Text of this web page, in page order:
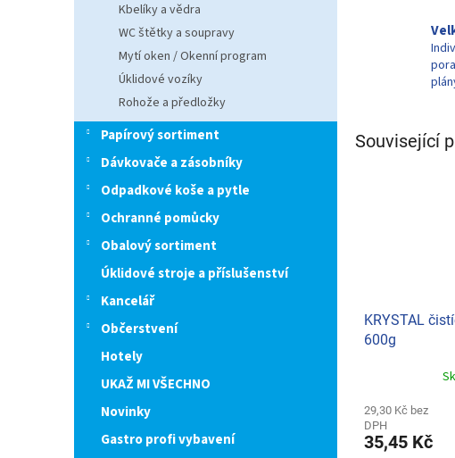
Kbelíky a vědra
WC štětky a soupravy
Mytí oken / Okenní program
Úklidové vozíky
Rohože a předložky
Papírový sortiment
Dávkovače a zásobníky
Odpadkové koše a pytle
Ochranné pomůcky
Obalový sortiment
Úklidové stroje a příslušenství
Kancelář
Občerstvení
Hotely
UKAŽ MI VŠECHNO
Novinky
Gastro profi vybavení
Související
KRYSTAL
600g
29,30 Kč bez
DPH
35,45 Kč